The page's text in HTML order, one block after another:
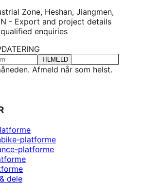
Zone, Heshan, Jiangmen,
- Export and project details
enquiries
TILMELD
Afmeld når som helst.
platforme
platforme
dele